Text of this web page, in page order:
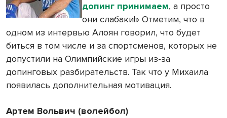
допинг принимаем, а просто
они слабаки!» Отметим, что в
одном из интервью Алоян говорил, что будет
биться в том числе и за спортсменов, которых не
допустили на Олимпийские игры из-за
допинговых разбирательств. Так что у Михаила
появилась дополнительная мотивация.
Артем Вольвич (волейбол)